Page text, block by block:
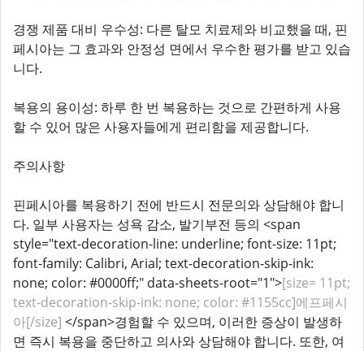
경쟁 제품 대비 우수성: 다른 탈모 치료제와 비교했을 때, 핀
페시아는 그 효과와 안정성 면에서 우수한 평가를 받고 있습
니다.
복용의 용이성: 하루 한 번 복용하는 것으로 간편하게 사용
할 수 있어 많은 사용자들에게 편리함을 제공합니다.
주의사항
핀페시아를 복용하기 전에 반드시 전문의와 상담해야 합니
다. 일부 사용자는 성욕 감소, 발기부전 등의 <span
style="text-decoration-line: underline; font-size: 11pt;
font-family: Calibri, Arial; text-decoration-skip-ink:
none; color: #0000ff;" data-sheets-root="1">[size= 11pt;
text-decoration-skip-ink: none; color: #1155cc]에프페시
아[/size] </span>경험할 수 있으며, 이러한 증상이 발생하
면 즉시 복용을 중단하고 의사와 상담해야 합니다. 또한, 여